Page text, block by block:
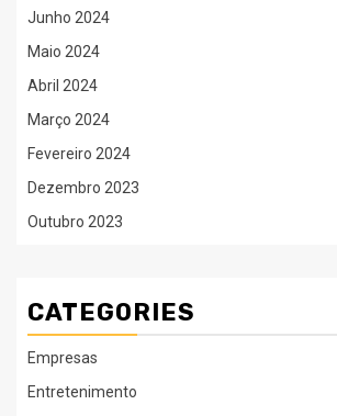
Junho 2024
Maio 2024
Abril 2024
Março 2024
Fevereiro 2024
Dezembro 2023
Outubro 2023
CATEGORIES
Empresas
Entretenimento